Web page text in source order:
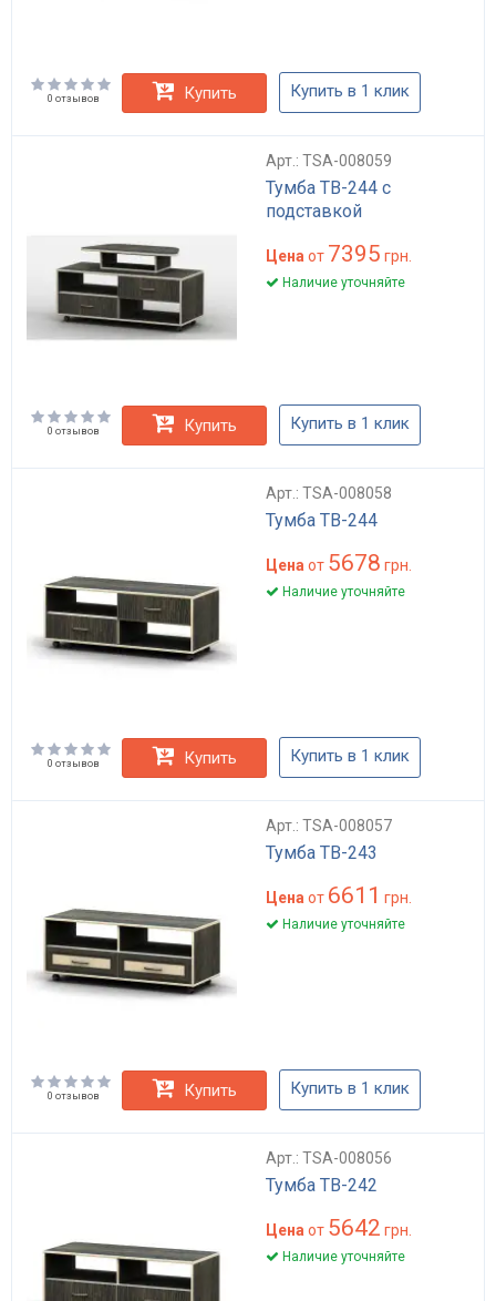
0 отзывов Купить Купить в 1 клик
Арт.: TSA-008059
Тумба ТВ-244 с
подставкой
Цена от 7395 грн.
Наличие уточняйте
0 отзывов Купить Купить в 1 клик
Арт.: TSA-008058
Тумба ТВ-244
Цена от 5678 грн.
Наличие уточняйте
0 отзывов Купить Купить в 1 клик
Арт.: TSA-008057
Тумба ТВ-243
Цена от 6611 грн.
Наличие уточняйте
0 отзывов Купить Купить в 1 клик
Арт.: TSA-008056
Тумба ТВ-242
Цена от 5642 грн.
Наличие уточняйте